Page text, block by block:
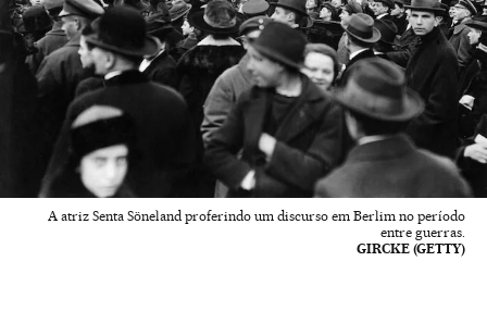
A atriz Senta Söneland proferindo um discurso em Berlim no período
entre guerras.
GIRCKE (GETTY)